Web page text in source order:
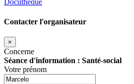
Docuthèque
Contacter l'organisateur
×
Concerne
Séance d'information : Santé-social
Votre prénom